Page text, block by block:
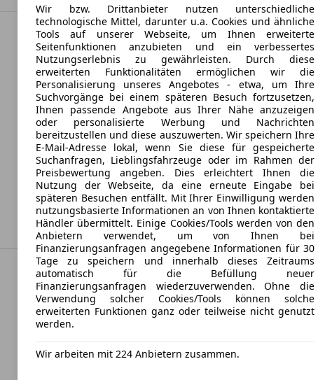
Schiebedach
Sitzheizung
Start/Stop-
Tempomat
Unterhaltung/Media
Android
Apple
Bluetooth
DAB-Radio
USB
Sicherheit
ABS
Finanzierungsbeispiel
Anzahlung: € 70.000.-
mtl. Rate: € 1.525.-
Laufzeit: 60 Monate
Restwert: € 62.500.-
Unser Verkauf´s Team freut sich auf Ihre Anfrage:
Hr. Patrick Brunner Tel.: (+43) 0664/4652742 mail.:
p.brunner@macherhammer.co.at
Hr. Norbert Macherhammer Tel.: (+43) 0664/2027603
norbert@macherhammer.co.at
Sonderausstattung / Highlights:
Komplett Folierung: Sonderfarbe Matt durch
8000
Zum Zeitpunkt der Folierung wies der Lack keinerlei
oder Abnutzungsspuren auf.
Kfz-Versicherung
Versicherungsschutz an Ihre Bedürfnisse
Auto einfach online versichern & Rabatt holen
Wir bzw. Drittanbieter nutzen unterschiedliche
technologische Mittel, darunter u.a. Cookies und ähnliche
Tools auf unserer Webseite, um Ihnen erweiterte
Seitenfunktionen anzubieten und ein verbessertes
Nutzungserlebnis zu gewährleisten. Durch diese
erweiterten Funktionalitäten ermöglichen wir die
Personalisierung unseres Angebotes - etwa, um Ihre
Suchvorgänge bei einem späteren Besuch fortzusetzen,
Ihnen passende Angebote aus Ihrer Nähe anzuzeigen
oder personalisierte Werbung und Nachrichten
bereitzustellen und diese auszuwerten. Wir speichern Ihre
E-Mail-Adresse lokal, wenn Sie diese für gespeicherte
Suchanfragen, Lieblingsfahrzeuge oder im Rahmen der
Preisbewertung angeben. Dies erleichtert Ihnen die
Nutzung der Webseite, da eine erneute Eingabe bei
späteren Besuchen entfällt. Mit Ihrer Einwilligung werden
nutzungsbasierte Informationen an von Ihnen kontaktierte
Händler übermittelt. Einige Cookies/Tools werden von den
Anbietern verwendet, um von Ihnen bei
Finanzierungsanfragen angegebene Informationen für 30
Tage zu speichern und innerhalb dieses Zeitraums
automatisch für die Befüllung neuer
Finanzierungsanfragen wiederzuverwenden. Ohne die
Verwendung solcher Cookies/Tools können solche
erweiterten Funktionen ganz oder teilweise nicht genutzt
werden.
Wir arbeiten mit 224 Anbietern zusammen.